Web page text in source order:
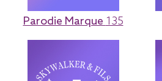
Parodie Marque 135